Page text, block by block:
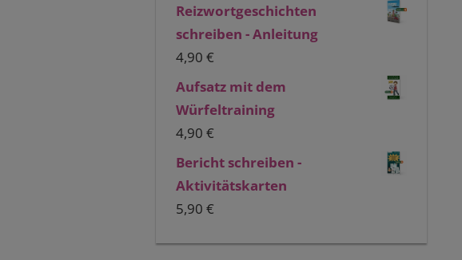
Reizwortgeschichten
schreiben - Anleitung
4,90€
Aufsatz mit dem
Würfeltraining
4,90€
Bericht schreiben -
Aktivitätskarten
5,90€